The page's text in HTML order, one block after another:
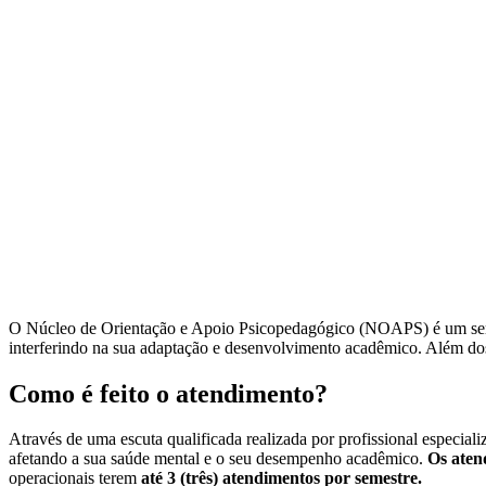
O Núcleo de Orientação e Apoio Psicopedagógico (NOAPS) é um
interferindo na sua adaptação e desenvolvimento acadêmico. Além
Como é feito o atendimento?
Através de uma escuta qualificada realizada por profissional
afetando a sua saúde mental e o seu desempenho acadêmico. Os
operacionais terem até 3 (três) atendimentos por semestre.